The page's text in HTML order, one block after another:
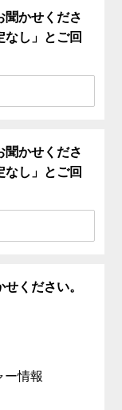
聞かせくださ
なし」とご回
聞かせくださ
なし」とご回
ください。
ー情報